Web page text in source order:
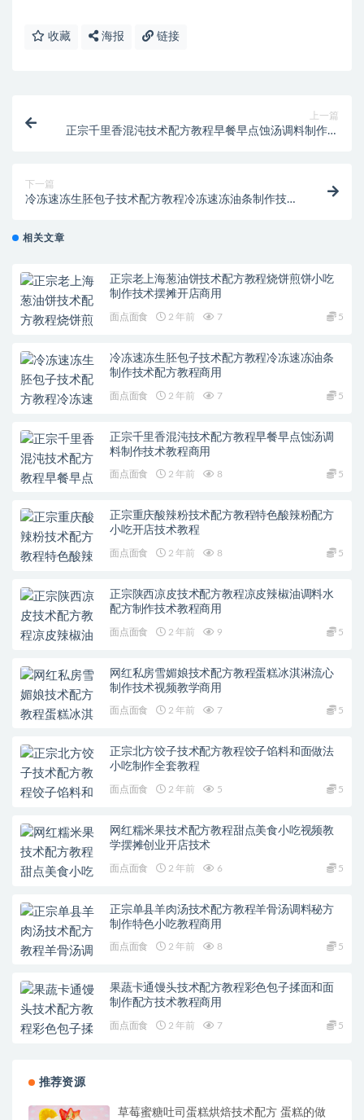
收藏 海报 链接
上一篇
正宗千里香混沌技术配方教程早餐早点蚀汤调料制作技
下一篇
冷冻速冻生胚包子技术配方教程冷冻速冻油条制作技术
相关文章
正宗老上海葱油饼技术配方教程烧饼煎饼小吃
制作技术摆摊开店商用
面点面食 2 年前 7 5
冷冻速冻生胚包子技术配方教程冷冻速冻油条
制作技术配方教程商用
面点面食 2 年前 7 5
正宗千里香混沌技术配方教程早餐早点蚀汤调
料制作技术教程商用
面点面食 2 年前 8 5
正宗重庆酸辣粉技术配方教程特色酸辣粉配方
小吃开店技术教程
面点面食 2 年前 8 5
正宗陕西凉皮技术配方教程凉皮辣椒油调料水
配方制作技术教程商用
面点面食 2 年前 9 5
网红私房雪媚娘技术配方教程蛋糕冰淇淋流心
制作技术视频教学商用
面点面食 2 年前 7 5
正宗北方饺子技术配方教程饺子馅料和面做法
小吃制作全套教程
面点面食 2 年前 5 5
网红糯米果技术配方教程甜点美食小吃视频教
学摆摊创业开店技术
面点面食 2 年前 6 5
正宗单县羊肉汤技术配方教程羊骨汤调料秘方
制作特色小吃教程商用
面点面食 2 年前 8 5
果蔬卡通馒头技术配方教程彩色包子揉面和面
制作配方技术教程商用
面点面食 2 年前 7 5
推荐资源
草莓蜜糖吐司蛋糕烘焙技术配方 蛋糕的做